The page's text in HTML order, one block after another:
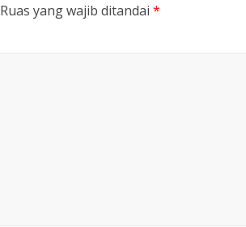
Ruas yang wajib ditandai *